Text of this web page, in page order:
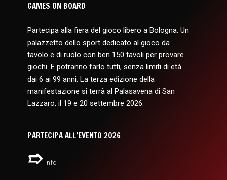
GAMES ON BOARD
Partecipa alla fiera del gioco libero a Bologna. Un
palazzetto dello sport dedicato al gioco da
tavolo e di ruolo con ben 150 tavoli per provare
giochi. E potranno farlo tutti, senza limiti di età
dai 6 ai 99 anni. La terza edizione della
manifestazione si terrà al Palasavena di San
Lazzaro, il 19 e 20 settembre 2026.
PARTECIPA ALL’EVENTO 2026
Info